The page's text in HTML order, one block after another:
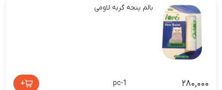
بالم پنجه گربه لاومی
۲۸۰,۰۰۰ pc-1
+